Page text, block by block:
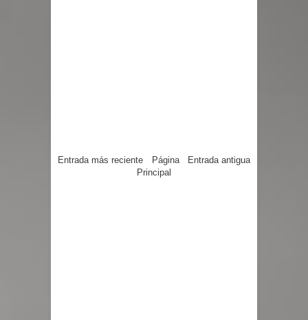
Entrada más reciente Entrada antigua
Página
Principal